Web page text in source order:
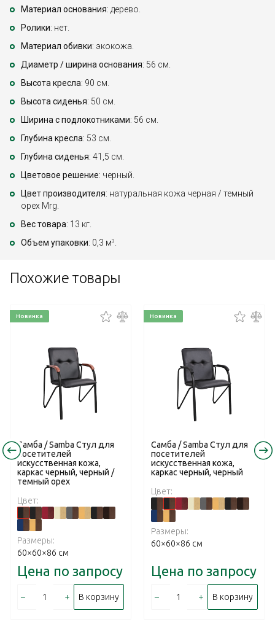
Материал основания: дерево.
Ролики: нет.
Материал обивки: экокожа.
Диаметр / ширина основания: 56 см.
Высота кресла: 90 см.
Высота сиденья: 50 см.
Ширина с подлокотниками: 56 см.
Глубина кресла: 53 см.
Глубина сиденья: 41,5 см.
Цветовое решение: черный.
Цвет производителя: натуральная кожа черная / темный
орех Mrg.
Вес товара: 13 кг.
Объем упаковки: 0,3 м3
Похожие товары
Новинка
Самба / Samba Стул для
посетителей
искусственная кожа,
каркас черный, черный /
темный орех
Цвет:
Размеры:
60×60×86 см
Цена по запросу
– + В корзину
Новинка
Самба / Samba Стул для
посетителей
искусственная кожа,
каркас черный, черный
Цвет:
Размеры:
60×60×86 см
Цена по запросу
– + В корзину